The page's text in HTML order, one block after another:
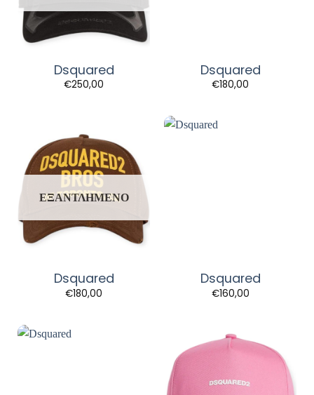
Dsquared
€250,00
Dsquared
€180,00
ΕΞΑΝΤΛΗΜΈΝΟ
Dsquared
€180,00
Dsquared
€160,00